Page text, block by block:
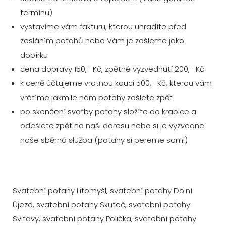
termínu)
vystavíme vám fakturu, kterou uhradíte před
zasláním potahů nebo Vám je zašleme jako
dobírku
cena dopravy 150,- Kč, zpětné vyzvednutí 200,- Kč
k ceně účtujeme vratnou kauci 500,- Kč, kterou vám
vrátíme jakmile nám potahy zašlete zpět
po skončení svatby potahy složíte do krabice a
odešlete zpět na naši adresu nebo si je vyzvedne
naše sběrná služba (potahy si pereme sami)
Svatební potahy Litomyšl, svatební potahy Dolní
Újezd, svatební potahy Skuteč, svatební potahy
Svitavy, svatební potahy Polička, svatební potahy